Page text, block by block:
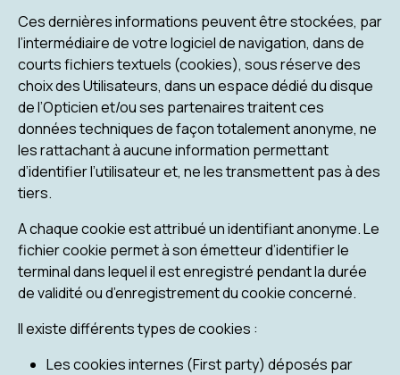
Ces dernières informations peuvent être stockées, par
l’intermédiaire de votre logiciel de navigation, dans de
courts fichiers textuels (cookies), sous réserve des
choix des Utilisateurs, dans un espace dédié du disque
de l’Opticien et/ou ses partenaires traitent ces
données techniques de façon totalement anonyme, ne
les rattachant à aucune information permettant
d’identifier l’utilisateur et, ne les transmettent pas à des
tiers.
A chaque cookie est attribué un identifiant anonyme. Le
fichier cookie permet à son émetteur d’identifier le
terminal dans lequel il est enregistré pendant la durée
de validité ou d’enregistrement du cookie concerné.
Il existe différents types de cookies :
Les cookies internes (First party) déposés par